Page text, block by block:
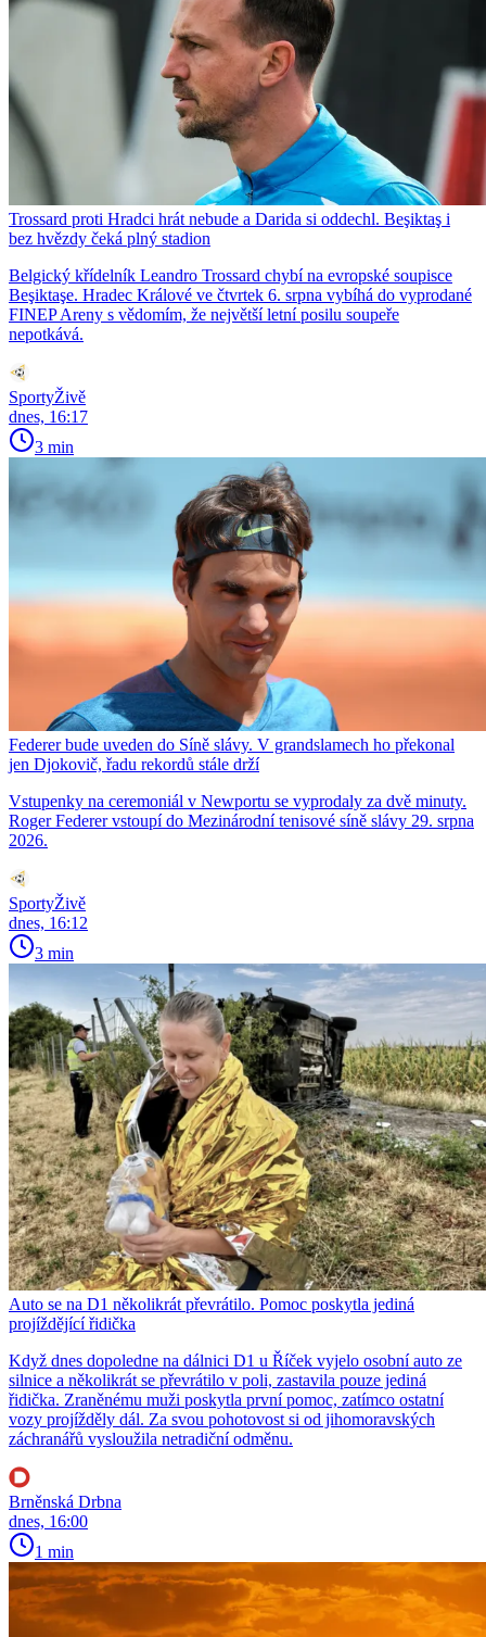
Trossard proti Hradci hrát nebude a Darida si oddechl. Beşiktaş i
bez hvězdy čeká plný stadion
Belgický křídelník Leandro Trossard chybí na evropské soupisce
Beşiktaşe. Hradec Králové ve čtvrtek 6. srpna vybíhá do vyprodané
FINEP Areny s vědomím, že největší letní posilu soupeře
nepotkává.
SportyŽivě
dnes, 16:17
3 min
Federer bude uveden do Síně slávy. V grandslamech ho překonal
jen Djokovič, řadu rekordů stále drží
Vstupenky na ceremoniál v Newportu se vyprodaly za dvě minuty.
Roger Federer vstoupí do Mezinárodní tenisové síně slávy 29. srpna
2026.
SportyŽivě
dnes, 16:12
3 min
Auto se na D1 několikrát převrátilo. Pomoc poskytla jediná
projíždějící řidička
Když dnes dopoledne na dálnici D1 u Říček vyjelo osobní auto ze
silnice a několikrát se převrátilo v poli, zastavila pouze jediná
řidička. Zraněnému muži poskytla první pomoc, zatímco ostatní
vozy projížděly dál. Za svou pohotovost si od jihomoravských
záchranářů vysloužila netradiční odměnu.
Brněnská Drbna
dnes, 16:00
1 min